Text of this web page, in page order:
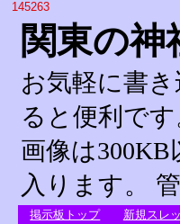
145263
関東の
お気軽に書
ると便利で
画像は
入ります。
掲示板トップ 新規スレ